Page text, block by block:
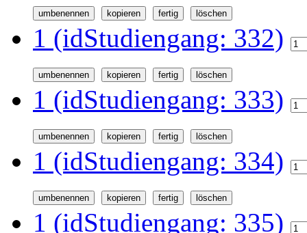
1 (idStudiengang: 332)
1 (idStudiengang: 333)
1 (idStudiengang: 334)
1 (idStudiengang: 335)